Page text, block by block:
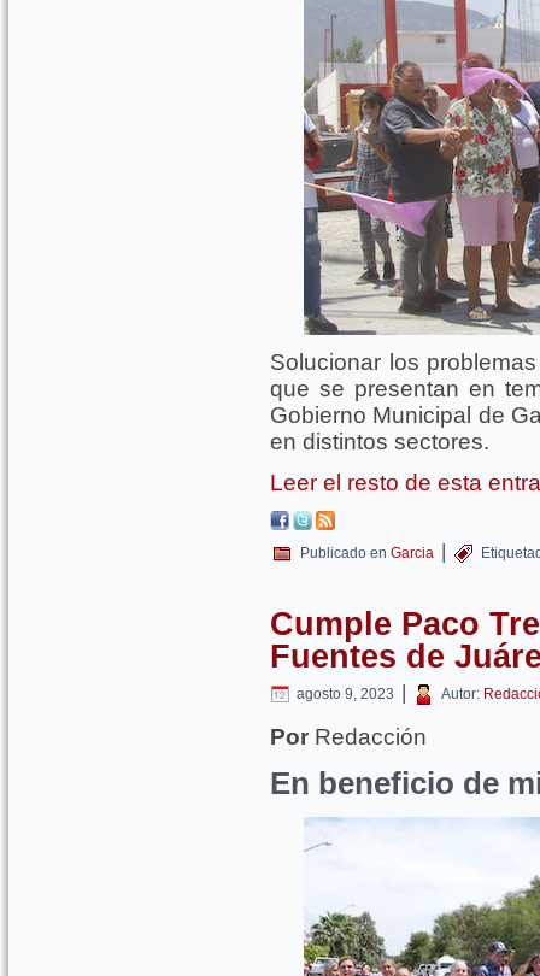
Solucionar los
que se presentan en
Gobierno Municipal de
en distintos sectores.
Leer el resto de esta
Publicado en Garcia |
Cumple Paco
Fuentes de
agosto 9, 2023 | Autor:
Por Redacción
En beneficio de